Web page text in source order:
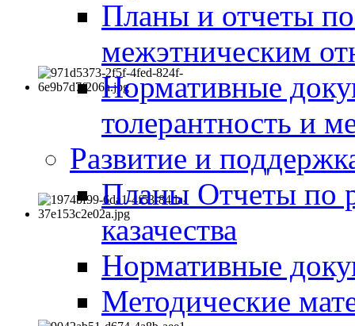
Планы и отчеты
межэтническим
Нормативные
толерантность и
Развитие и
Планы Отчеты по
казачества
Нормативные
Методические